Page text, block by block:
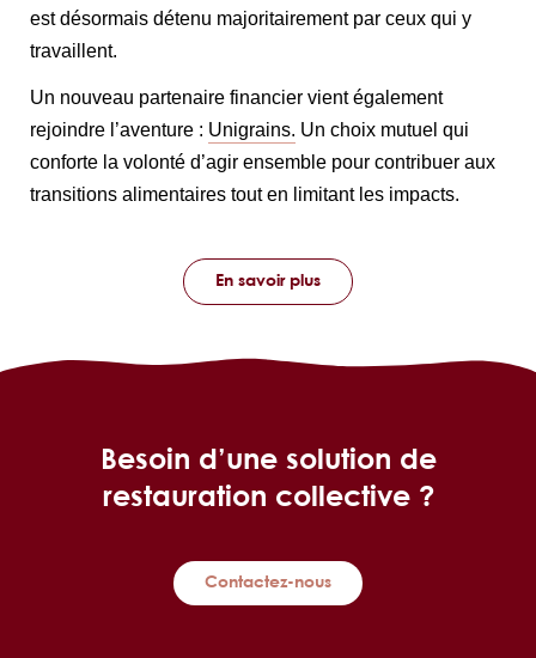
est désormais détenu majoritairement par ceux qui y
travaillent.
Un nouveau partenaire financier vient également
rejoindre l’aventure : Unigrains. Un choix mutuel qui
conforte la volonté d’agir ensemble pour contribuer aux
transitions alimentaires tout en limitant les impacts.
En savoir plus
Besoin d’une solution de
restauration collective ?
Contactez-nous